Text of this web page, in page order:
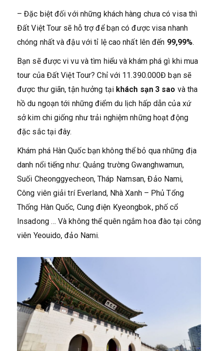
– Đặc biệt đối với những khách hàng chưa có visa thì
Đất Việt Tour sẽ hỗ trợ để bạn có được visa nhanh
chóng nhất và đậu với tỉ lệ cao nhất lên đến 99,99%.
Bạn sẽ được vi vu và tìm hiểu và khám phá gì khi mua
tour của Đất Việt Tour? Chỉ với 11.390.000Đ bạn sẽ
được thư giãn, tận hưởng tại khách sạn 3 sao và tha
hồ du ngoạn tới những điểm du lịch hấp dẫn của xứ
sở kim chi giống như trải nghiệm những hoạt động
đặc sắc tại đây.
Khám phá Hàn Quốc bạn không thể bỏ qua những địa
danh nổi tiếng như: Quảng trường Gwanghwamun,
Suối Cheonggyecheon, Tháp Namsan, Đảo Nami,
Công viên giải trí Everland, Nhà Xanh – Phủ Tổng
Thống Hàn Quốc, Cung điện Kyeongbok, phố cổ
Insadong … Và không thể quên ngắm hoa đào tại công
viên Yeouido, đảo Nami.